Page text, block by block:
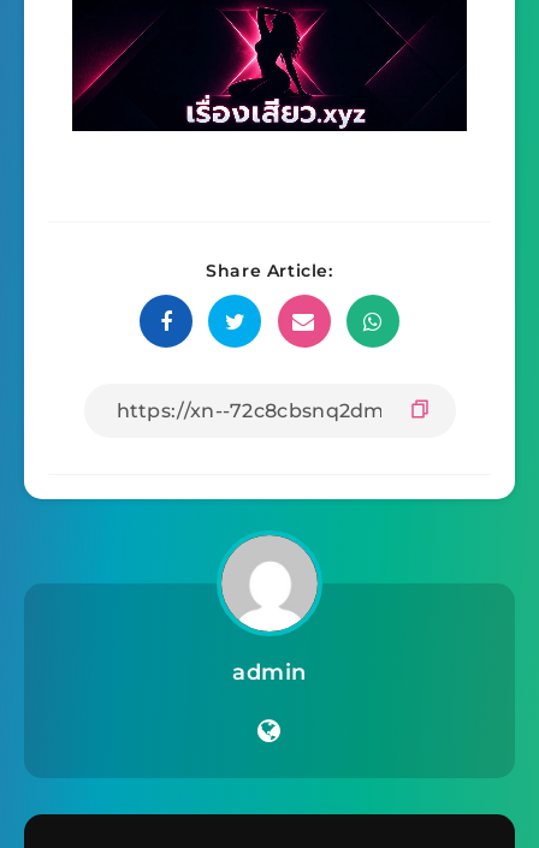
Share Article:
admin